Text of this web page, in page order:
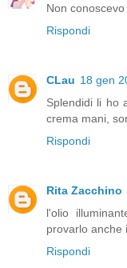
Non
Rispondi
CLau 18 gen
Splendidi li ho
crema mani,
Rispondi
Rita Zacchino
l'olio
provarlo anche
Rispondi